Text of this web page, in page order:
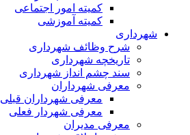
کمیته امور اجتماعی
کمیته آموزشی
شهرداری
شرح وظائف شهرداری
تاریخچه شهرداری
سند چشم انداز شهرداری
معرفی شهرداران
معرفی شهرداران قبلی
معرفی شهردار فعلی
معرفی مدیران